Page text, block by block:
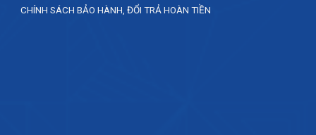
CHÍNH SÁCH BẢO HÀNH, ĐỔI TRẢ HOÀN TIỀN